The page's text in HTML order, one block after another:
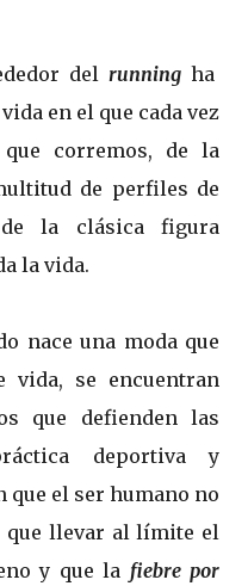
del running ha
en el que cada vez
corremos, de la
de perfiles de
la clásica figura
la vida.
nace una moda que
vida, se encuentran
que defienden las
deportiva y
que el ser humano no
que llevar al límite el
y que la fiebre por